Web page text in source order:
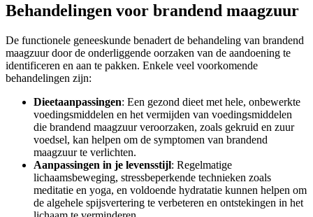
Behandelingen voor brandend maagzuur
De functionele geneeskunde benadert de behandeling van brandend
maagzuur door de onderliggende oorzaken van de aandoening te
identificeren en aan te pakken. Enkele veel voorkomende
behandelingen zijn:
Dieetaanpassingen: Een gezond dieet met hele, onbewerkte
voedingsmiddelen en het vermijden van voedingsmiddelen
die brandend maagzuur veroorzaken, zoals gekruid en zuur
voedsel, kan helpen om de symptomen van brandend
maagzuur te verlichten.
Aanpassingen in je levensstijl: Regelmatige
lichaamsbeweging, stressbeperkende technieken zoals
meditatie en yoga, en voldoende hydratatie kunnen helpen om
de algehele spijsvertering te verbeteren en ontstekingen in het